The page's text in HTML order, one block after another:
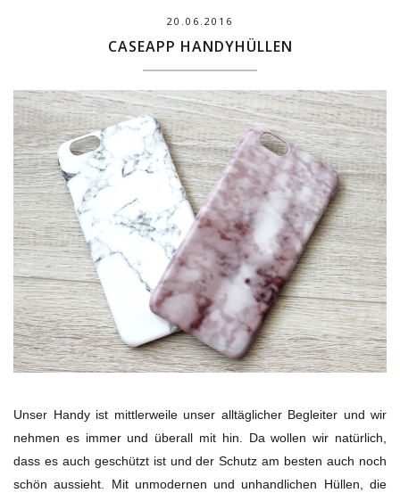
20.06.2016
CASEAPP HANDYHÜLLEN
Unser Handy ist mittlerweile unser alltäglicher Begleiter und wir
nehmen es immer und überall mit hin. Da wollen wir natürlich,
dass es auch geschützt ist und der Schutz am besten auch noch
schön aussieht. Mit unmodernen und unhandlichen Hüllen, die